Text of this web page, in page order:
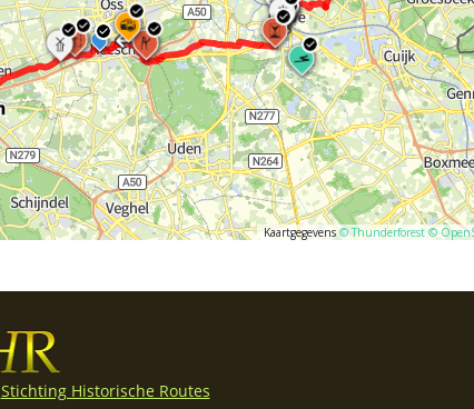
Stichting Historische Routes